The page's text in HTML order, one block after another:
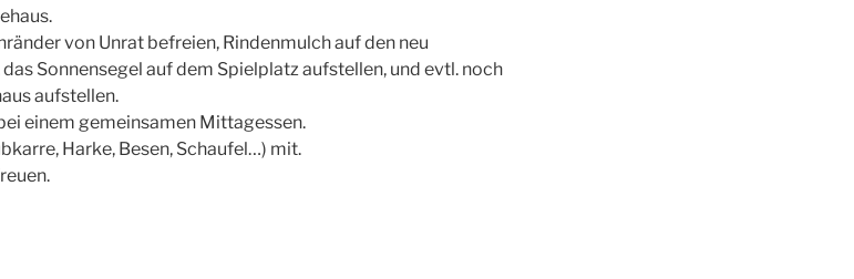
von Unrat befreien, Rindenmulch auf den neu
Sonnensegel auf dem Spielplatz aufstellen, und evtl. noch
aufstellen.
einem gemeinsamen Mittagessen.
Harke, Besen, Schaufel…) mit.